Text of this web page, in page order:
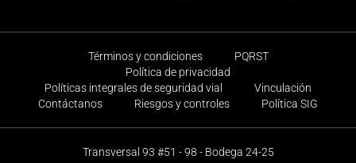
Términos y condiciones
PQRST
Política de privacidad
Políticas integrales de seguridad vial
Vinculación
Contáctanos
Riesgos y controles Política SIG
Transversal 93 #51 - 98 - Bodega 24-25